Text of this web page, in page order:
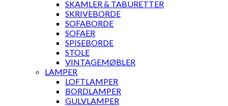
SKAMLER & TABURETTER
SKRIVEBORDE
SOFABORDE
SOFAER
SPISEBORDE
STOLE
VINTAGEMØBLER
LAMPER
LOFTLAMPER
BORDLAMPER
GULVLAMPER